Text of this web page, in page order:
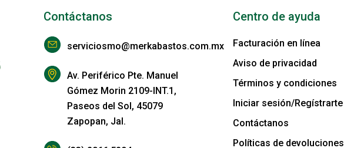
Contáctanos
serviciosmo@merkabastos.com.mx
Av. Periférico Pte. Manuel
Gómez Morin 2109-INT.1,
Paseos del Sol, 45079
Zapopan, Jal.
Centro de ayuda
Facturación en línea
Aviso de privacidad
Términos y condiciones
Iniciar sesión/Regístrarte
Contáctanos
Políticas de devoluciones